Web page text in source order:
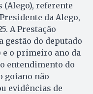
(Alego), referente
da Alego,
A Prestação
gestão do deputado
e o primeiro ano da
entendimento do
goiano não
evidências de